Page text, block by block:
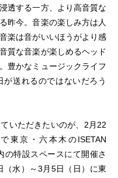
透する一方、より高音質な
昨今。音楽の楽しみ方は人
楽は音がいいほうがより感
質な音楽が楽しめるヘッド
豊かなミュージックライフ
送れるのではないだろう
いただきたいのが、2月22
東京・六本木のISETAN
の特設スペースにて開催さ
水）～3月5日（日）に東